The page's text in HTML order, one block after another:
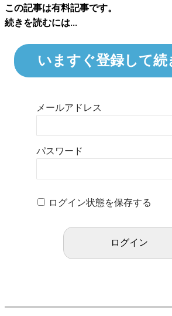
この記事は有料記事です。
続きを読むには...
いますぐ登録して続
メールアドレス
パスワード
ログイン状態を保存する